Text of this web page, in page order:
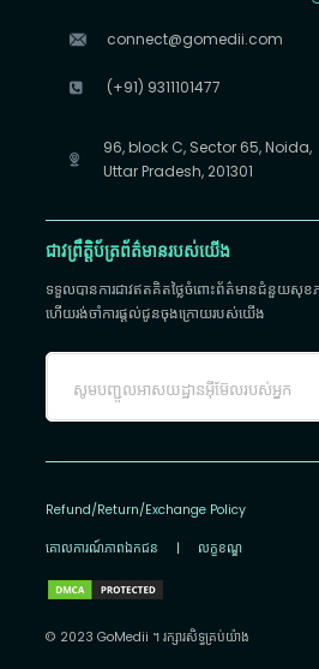
connect@gomedii.com
(+91) 9311101477
96, block C, Sector 65, Noida,
Uttar Pradesh, 201301
ជាវព្រឹត្តិប័ត្រព័ត៌មានរបស់យើង
ទទួលបានការជាវឥតគិតថ្លៃចំពោះព័ត៌មានជំនួយសុ
ហើយរង់ចាំការផ្តល់ជូនចុងក្រោយរបស់យើង
Refund/Return/Exchange Policy
គោលការណ៍​ភាព​ឯកជន | លក្ខខណ្ឌ
© 2023 GoMedii ។ រក្សា​រ​សិទ្ធ​គ្រប់យ៉ាង